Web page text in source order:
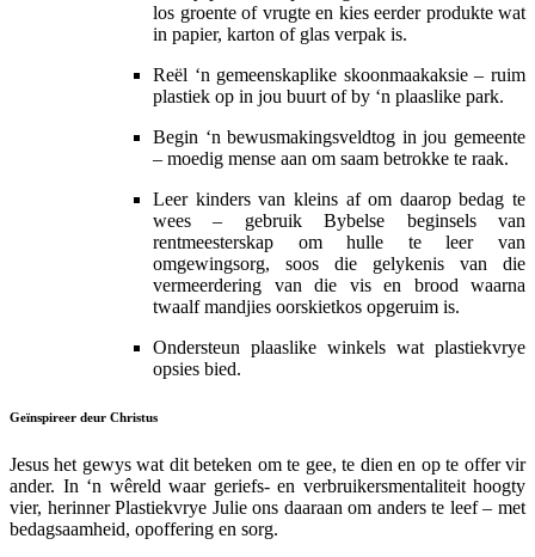
los groente of vrugte en kies eerder produkte wat
in papier, karton of glas verpak is.
Reël ‘n gemeenskaplike skoonmaakaksie – ruim
plastiek op in jou buurt of by ‘n plaaslike park.
Begin ‘n bewusmakingsveldtog in jou gemeente
– moedig mense aan om saam betrokke te raak.
Leer kinders van kleins af om daarop bedag te
wees – gebruik Bybelse beginsels van
rentmeesterskap om hulle te leer van
omgewingsorg, soos die gelykenis van die
vermeerdering van die vis en brood waarna
twaalf mandjies oorskietkos opgeruim is.
Ondersteun plaaslike winkels wat plastiekvrye
opsies bied.
Geïnspireer deur Christus
Jesus het gewys wat dit beteken om te gee, te dien en op te offer vir
ander. In ‘n wêreld waar geriefs- en verbruikersmentaliteit hoogty
vier, herinner Plastiekvrye Julie ons daaraan om anders te leef – met
bedagsaamheid, opoffering en sorg.